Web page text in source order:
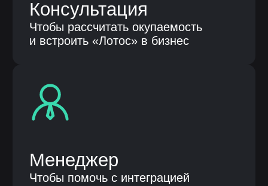
Продукты
Автоматизация бизнес процессов
Публикации
Общество с ограниченной
ответственностью «НЕЛУМБО-
ОГРН: 1255200007996